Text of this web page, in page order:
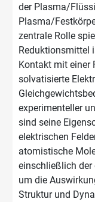
der Plasma/
Plasma/
zentrale Rolle
Reduktionsmittel
Kontakt mit einer
solvatisierte
experimenteller
sind seine
elektrischen
atomistische
einschließlich der
um die
Struktur und